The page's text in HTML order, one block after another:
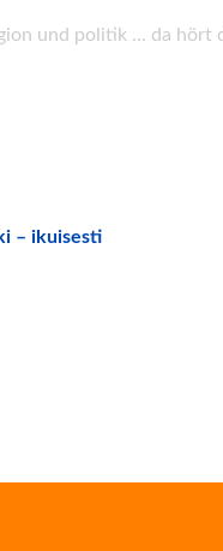
und politik … da hört
– ikuisesti